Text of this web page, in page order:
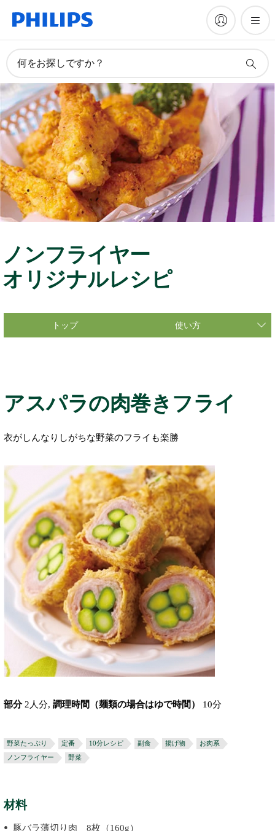
何をお探しですか？
ノンフライヤー
オリジナルレシピ
トップ 使い方
アスパラの肉巻きフライ
衣がしんなりしがちな野菜のフライも楽勝
部分 2人分, 調理時間（麺類の場合はゆで時間） 10分
野菜たっぷり 定番 10分レシピ 副食 揚げ物
お肉系
ノンフライヤー
野菜
材料
豚バラ薄切り肉 8枚（160g）